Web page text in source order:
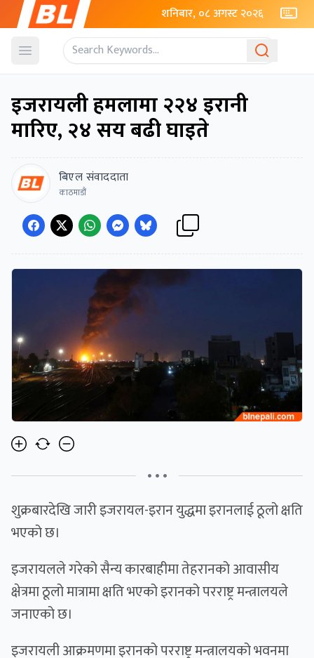
शनिबार, ०८ अगस्ट २०२६
Open menu
इजरायली हमलामा २२४ इरानी
मारिए, २४ सय बढी घाइते
बिएल संवाददाता
काठमाडौं
• • •
शुक्रबारदेखि जारी इजरायल-इरान युद्धमा इरानलाई ठूलो क्षति
भएको छ।
इजरायलले गरेको सैन्य कारबाहीमा तेहरानको आवासीय
क्षेत्रमा ठूलो मात्रामा क्षति भएको इरानको परराष्ट्र मन्त्रालयले
जनाएको छ।
इजरायली आक्रमणमा इरानको परराष्ट्र मन्त्रालयको भवनमा